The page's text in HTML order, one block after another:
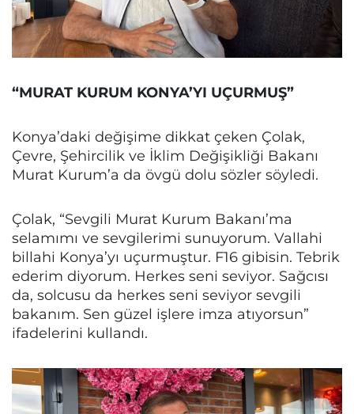
“MURAT KURUM KONYA’YI UÇURMUŞ”
Konya’daki değişime dikkat çeken Çolak,
Çevre, Şehircilik ve İklim Değişikliği Bakanı
Murat Kurum’a da övgü dolu sözler söyledi.
Çolak, “Sevgili Murat Kurum Bakanı’ma
selamımı ve sevgilerimi sunuyorum. Vallahi
billahi Konya’yı uçurmuştur. F16 gibisin. Tebrik
ederim diyorum. Herkes seni seviyor. Sağcısı
da, solcusu da herkes seni seviyor sevgili
bakanım. Sen güzel işlere imza atıyorsun”
ifadelerini kullandı.